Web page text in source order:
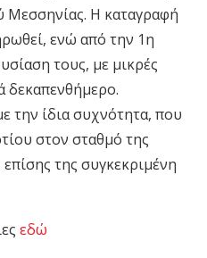
Μεσσηνίας. Η καταγραφή
ενώ από την 1η
τους, με μικρές
δεκαπενθήμερο.
την ίδια συχνότητα, που
στον σταθμό της
της συγκεκριμένη
εδώ